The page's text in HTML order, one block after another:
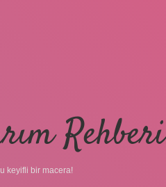
Rehberi
keyifli bir macera!